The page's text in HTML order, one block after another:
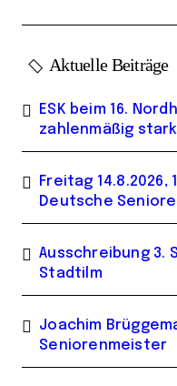
Aktuelle Beiträge
ESK beim 16.
zahlenmäßig
Freitag 14.8.2026,
Deutsche
Ausschreibung 3.
Stadtilm
Joachim
Seniorenmeister